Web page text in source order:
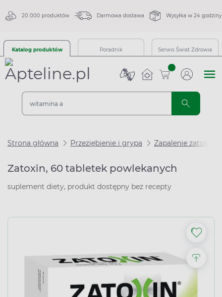
20 000 produktów Darmowa dostawa Wysyłka w 24 godziny
Katalog produktów Poradnik Serwis Świat Zdrowia
sztuk
Strona główna Przeziębienie i grypa Zapalenie zatok
Zatoxin, 60 tabletek powlekanych
suplement diety, produkt dostępny bez recepty